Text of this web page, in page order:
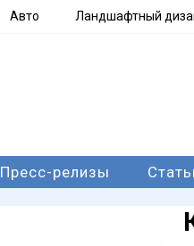
Авто Ландшафтный
Пресс-релизы